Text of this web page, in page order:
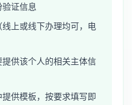
证信息
上或线下办理均可，电
供该个人的相关主体信
供模板，按要求填写即